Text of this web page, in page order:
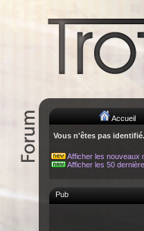
Accueil
Vous n'êtes pas identifié.
Afficher les nouveaux
Afficher les 50
Pub